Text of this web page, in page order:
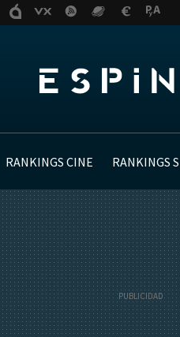
RANKINGS CINE RANKINGS